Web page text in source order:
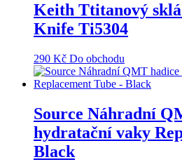
Keith Ttitanový
Knife Ti5304
290 Kč Do obchodu
Source Náhradní
hydratační vaky
Black